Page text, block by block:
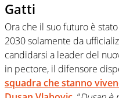
Gatti
Ora che il suo futuro è
2030 solamente da
candidarsi a leader del
in pectore, il difensore
squadra che stanno